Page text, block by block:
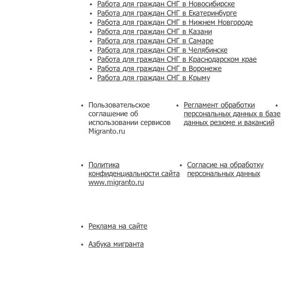
Работа для граждан СНГ в Новосибирске
Работа для граждан СНГ в Екатеринбурге
Работа для граждан СНГ в Нижнем Новгороде
Работа для граждан СНГ в Казани
Работа для граждан СНГ в Самаре
Работа для граждан СНГ в Челябинске
Работа для граждан СНГ в Краснодарском крае
Работа для граждан СНГ в Воронеже
Работа для граждан СНГ в Крыму
Пользовательское
соглашение об
использовании сервисов
Migranto.ru
Регламент обработки
персональных данных в базе
данных резюме и вакансий
Политика
конфиденциальности сайта
www.migranto.ru
Согласие на обработку
персональных данных
Реклама на сайте
Азбука мигранта